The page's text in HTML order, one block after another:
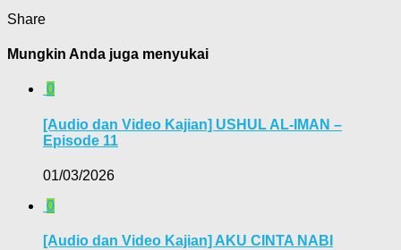
Share
Mungkin Anda juga menyukai
0
[Audio dan Video Kajian] USHUL AL-IMAN –
Episode 11
01/03/2026
0
[Audio dan Video Kajian] AKU CINTA NABI